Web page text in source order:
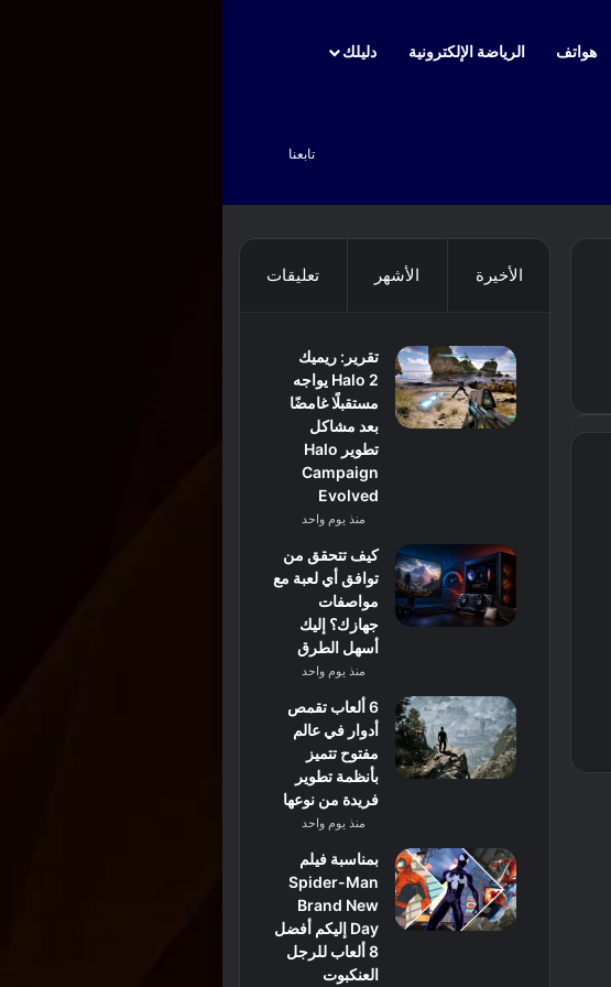
هواتف الرياضة الإلكترونية دليلك
تابعنا
الأخيرة الأشهر تعليقات
تقرير: ريميك
Halo 2 يواجه
مستقبلًا غامضًا
بعد مشاكل
تطوير Halo
Campaign
Evolved
منذ يوم واحد
كيف تتحقق من
توافق أي لعبة مع
مواصفات
جهازك؟ إليك
أسهل الطرق
منذ يوم واحد
6 ألعاب تقمص
أدوار في عالم
مفتوح تتميز
بأنظمة تطوير
فريدة من نوعها
منذ يوم واحد
بمناسبة فيلم
Spider-Man
Brand New
Day إليكم أفضل
8 ألعاب للرجل
العنكبوت